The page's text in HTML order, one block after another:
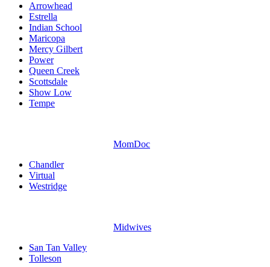
Arrowhead
Estrella
Indian School
Maricopa
Mercy Gilbert
Power
Queen Creek
Scottsdale
Show Low
Tempe
MomDoc
Chandler
Virtual
Westridge
Midwives
San Tan Valley
Tolleson